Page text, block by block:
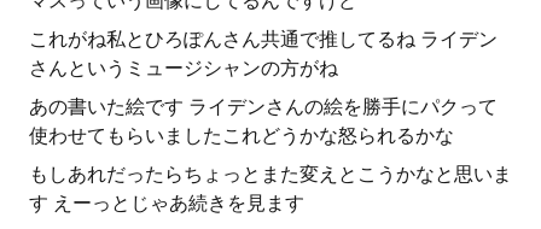
これがね私とひろぽんさん共通で推してるね ライデン
さんというミュージシャンの方がね
あの書いた絵です ライデンさんの絵を勝手にパクって
使わせてもらいましたこれどうかな怒られるかな
もしあれだったらちょっとまた変えとこうかなと思いま
す えーっとじゃあ続きを見ます